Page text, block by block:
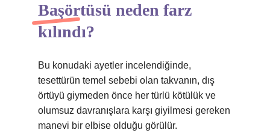
Başörtüsü neden farz
kılındı?
Bu konudaki ayetler incelendiğinde,
tesettürün temel sebebi olan takvanın, dış
örtüyü giymeden önce her türlü kötülük ve
olumsuz davranışlara karşı giyilmesi gereken
manevi bir elbise olduğu görülür.